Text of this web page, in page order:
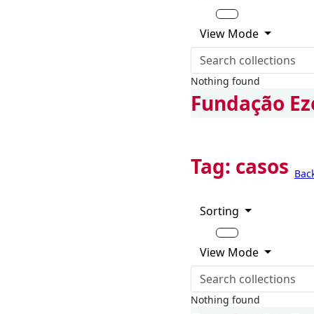
View Mode
Nothing found
Fundação
Tag: casos
Sorting
View Mode
Nothing found